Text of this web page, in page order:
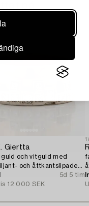
Giertta
guld och vitguld med
och åttkantslipade
5d 5 tim
12 000 SEK